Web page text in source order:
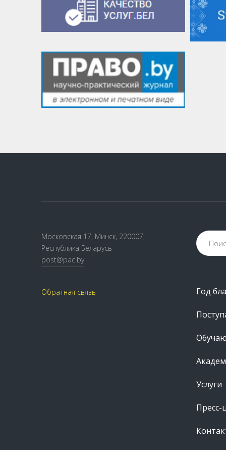
Московская 17, Минск, 220007,
Республика Беларусь
post@pac.by
Обратная связь Год
Услуги
Пресс-